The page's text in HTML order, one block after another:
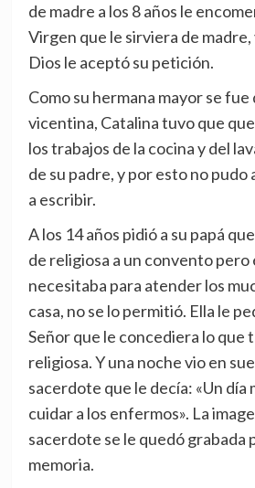
de madre a los 8 años le
Virgen que le sirviera de madre,
Dios le aceptó su petición.
Como su hermana mayor se fue
vicentina, Catalina tuvo que
los trabajos de la cocina y del
de su padre, y por esto no pudo
a escribir.
A los 14 años pidió a su papá
de religiosa a un convento pero
necesitaba para atender los
casa, no se lo permitió. Ella le
Señor que le concediera lo que
religiosa. Y una noche vio en
sacerdote que le decía: «Un día
cuidar a los enfermos». La
sacerdote se le quedó grabada
memoria.